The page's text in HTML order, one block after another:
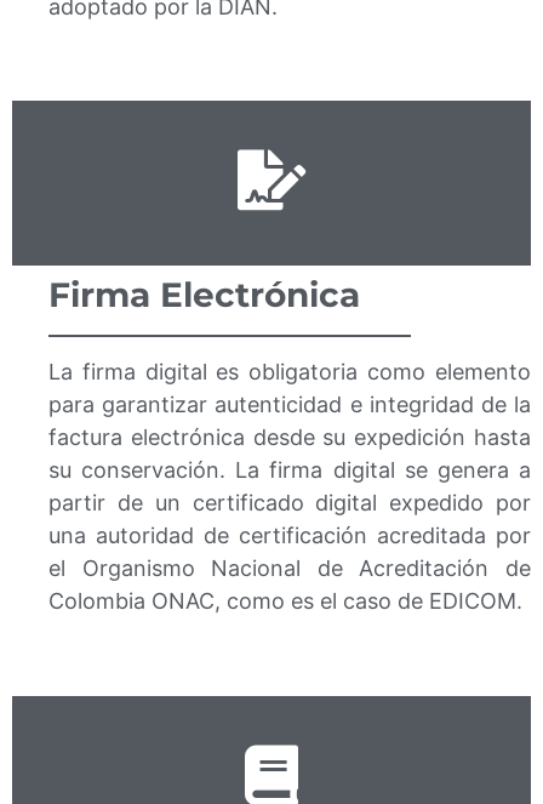
adoptado por la DIAN.
Firma Electrónica
La firma digital es obligatoria como elemento
para garantizar autenticidad e integridad de la
factura electrónica desde su expedición hasta
su conservación. La firma digital se genera a
partir de un certificado digital expedido por
una autoridad de certificación acreditada por
el Organismo Nacional de Acreditación de
Colombia ONAC, como es el caso de EDICOM.